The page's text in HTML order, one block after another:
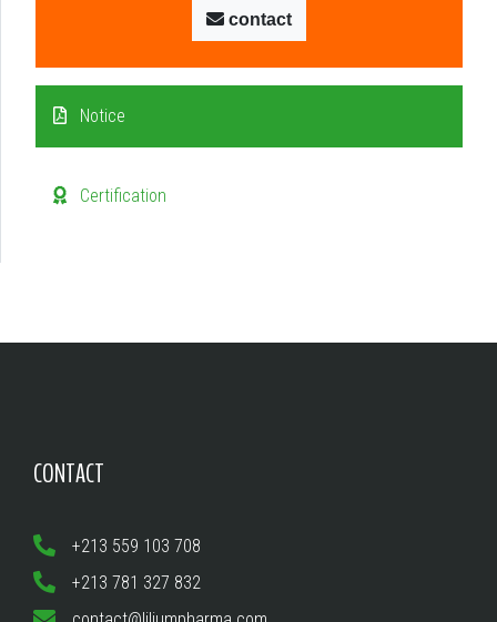
contact
Notice
Certification
CONTACT
+213 559 103 708
+213 781 327 832